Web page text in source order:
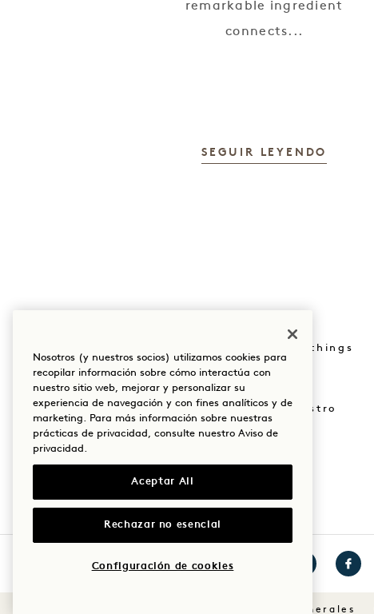
remarkable ingredient
connects...
SEGUIR LEYENDO
Nuestras sedes
Nuestra historia
Sostenibilidad
The Field Guide
Tienda Goodthings
Mission
Únete a nuestro
equipo
1
Condiciones generales
Nosotros (y nuestros socios) utilizamos cookies para
recopilar información sobre cómo interactúa con
nuestro sitio web, mejorar y personalizar su
experiencia de navegación y con fines analíticos y de
marketing. Para más información sobre nuestras
prácticas de privacidad, consulte nuestro Aviso de
privacidad .
Aceptar All
Rechazar no esencial
Configuración de cookies